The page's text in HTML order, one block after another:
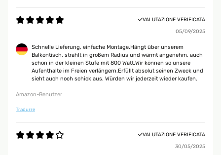
VALUTAZIONE VERIFICATA
05/09/2025
Schnelle Lieferung, einfache Montage.Hängt über unserem
Balkontisch, strahlt in großem Radius und wärmt angenehm, auch
schon in der kleinen Stufe mit 800 Watt.Wir können so unsere
Aufenthalte im Freien verlängern.Erfüllt absolut seinen Zweck und
sieht auch noch schick aus. Würden wir jederzeit wieder kaufen.
Amazon-Benutzer
Tradurre
VALUTAZIONE VERIFICATA
30/05/2025